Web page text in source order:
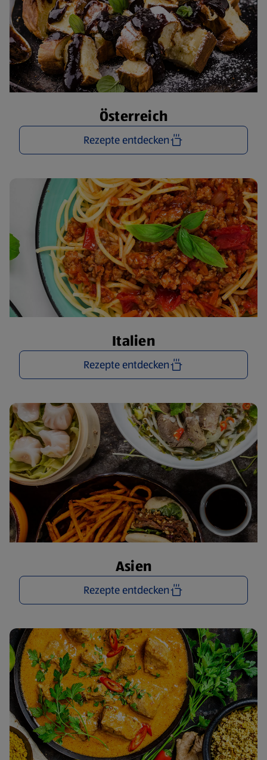
Österreich
Rezepte entdecken
Italien
Rezepte entdecken
Asien
Rezepte entdecken